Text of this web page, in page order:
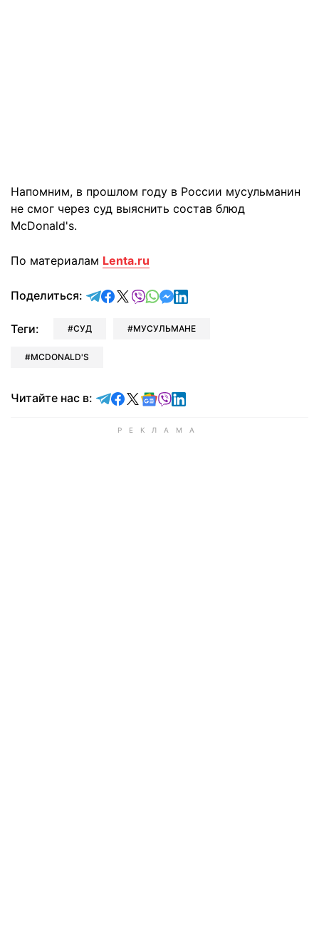
Напомним, в прошлом году в России мусульманин
не смог через суд выяснить состав блюд
McDonald's.
По материалам Lenta.ru
Поделиться: отправить в Telegram
поделиться в Facebook
поделиться в X
отправить в Viber
отправить в Whatsapp
отправить в Messenger
отправить в LinkedIn
Теги: СУД МУСУЛЬМАНЕ
MCDONALD'S
Читайте нас в: Читайте в Telegram
Читайте в Facebook
Читайте в X
Читайте в Google news
Читайте в Viber
Читайте в LinkedIn